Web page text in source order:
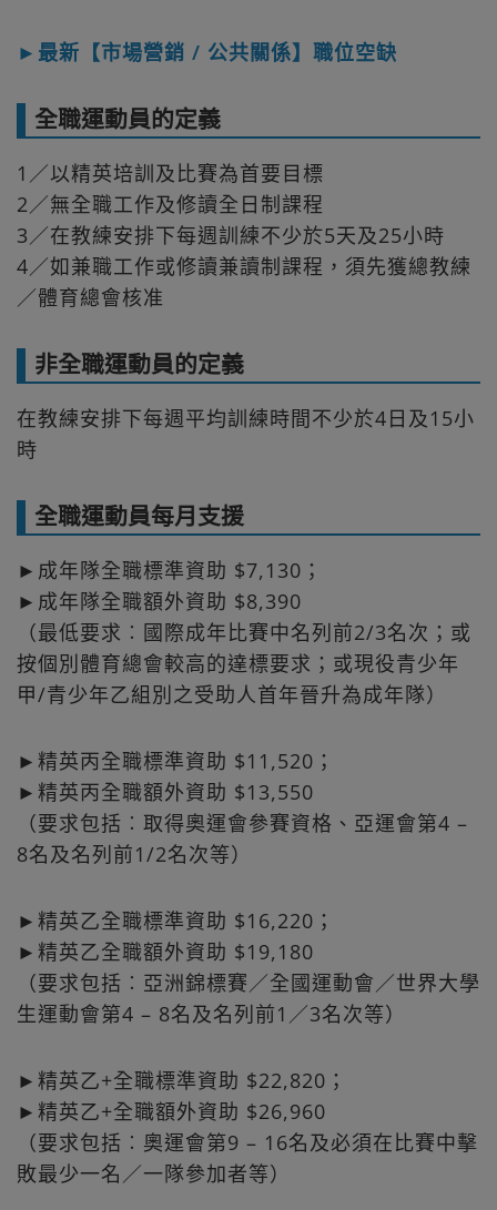
►最新【市場營銷 / 公共關係】職位空缺
全職運動員的定義
1／以精英培訓及比賽為首要目標
2／無全職工作及修讀全日制課程
3／在教練安排下每週訓練不少於5天及25小時
4／如兼職工作或修讀兼讀制課程，須先獲總教練
／體育總會核准
非全職運動員的定義
在教練安排下每週平均訓練時間不少於4日及15小
時
全職運動員每月支援
►成年隊全職標準資助 $7,130；
►成年隊全職額外資助 $8,390
（最低要求︰國際成年比賽中名列前2/3名次；或
按個別體育總會較高的達標要求；或現役青少年
甲/青少年乙組別之受助人首年晉升為成年隊）
►精英丙全職標準資助 $11,520；
►精英丙全職額外資助 $13,550
（要求包括︰取得奧運會參賽資格、亞運會第4 –
8名及名列前1/2名次等）
►精英乙 全職標準資助 $16,220；
►精英乙全職額外資助 $19,180
（要求包括︰亞洲錦標賽／全國運動會／世界大學
生運動會第4 – 8名及名列前1／3名次等）
►精英乙+全職標準資助 $22,820；
►精英乙+全職額外資助 $26,960
（要求包括︰奧運會第9 – 16名及必須在比賽中擊
敗最少一名／一隊參加者等）